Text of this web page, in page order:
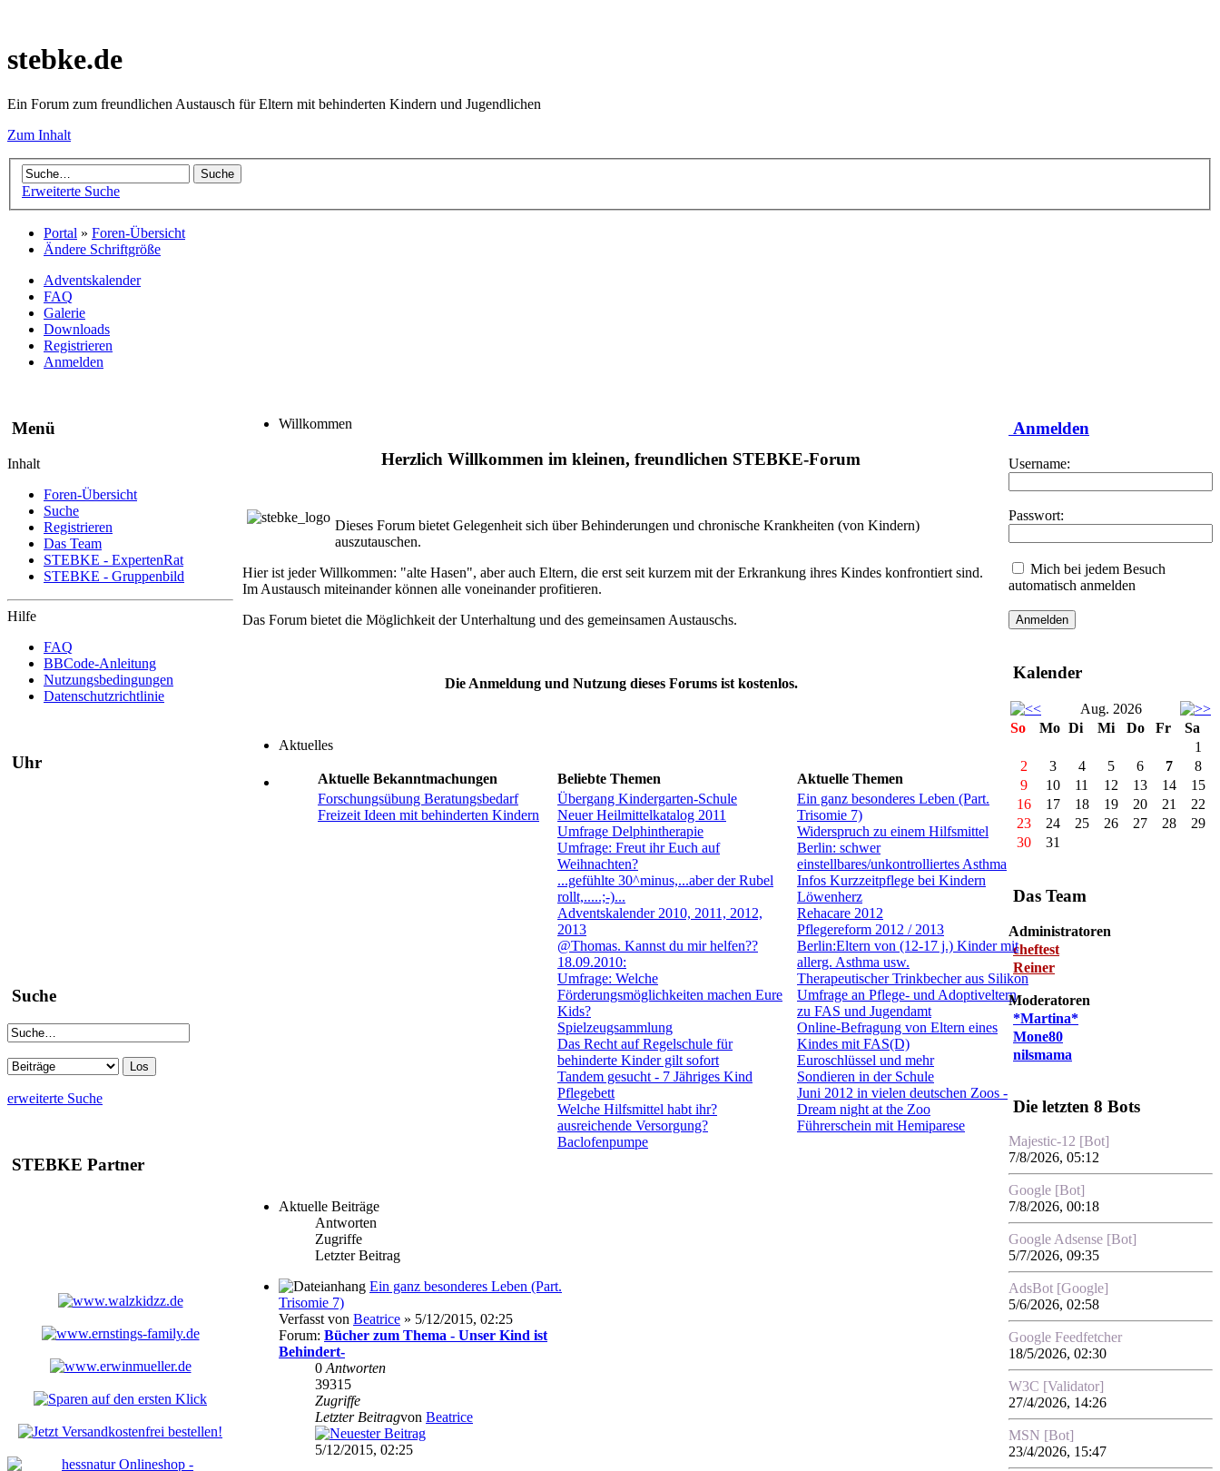
stebke.de
Ein Forum zum freundlichen Austausch für Eltern mit behinderten Kindern und Jugendlichen
Zum Inhalt
Erweiterte Suche
Portal » Foren-Übersicht
Ändere Schriftgröße
Adventskalender
FAQ
Galerie
Downloads
Registrieren
Anmelden
Menü
Inhalt
Foren-Übersicht
Suche
Registrieren
Das Team
STEBKE - ExpertenRat
STEBKE - Gruppenbild
Hilfe
FAQ
BBCode-Anleitung
Nutzungsbedingungen
Datenschutzrichtlinie
Uhr
Suche
erweiterte Suche
STEBKE Partner
Willkommen
Herzlich Willkommen im kleinen, freundlichen STEBKE-Forum
Dieses Forum bietet Gelegenheit sich über Behinderungen und chronische Krankheiten (von Kindern)
auszutauschen.
Hier ist jeder Willkommen: "alte Hasen", aber auch Eltern, die erst seit kurzem mit der Erkrankung ihres Kindes konfrontiert sind.
Im Austausch miteinander können alle voneinander profitieren.
Das Forum bietet die Möglichkeit der Unterhaltung und des gemeinsamen Austauschs.
Die Anmeldung und Nutzung dieses Forums ist kostenlos.
Aktuelles
Aktuelle Bekanntmachungen Beliebte Themen
Aktuelle Themen
Forschungsübung Beratungsbedarf
Freizeit Ideen mit behinderten Kindern
Übergang Kindergarten-Schule
Neuer Heilmittelkatalog 2011
Umfrage Delphintherapie
Umfrage: Freut ihr Euch auf
Weihnachten?
...gefühlte 30^minus,...aber der Rubel
rollt,.....;-)...
Adventskalender 2010, 2011, 2012,
2013
@Thomas. Kannst du mir helfen??
18.09.2010:
Umfrage: Welche
Förderungsmöglichkeiten machen Eure
Kids?
Spielzeugsammlung
Das Recht auf Regelschule für
behinderte Kinder gilt sofort
Tandem gesucht - 7 Jähriges Kind
Pflegebett
Welche Hilfsmittel habt ihr?
ausreichende Versorgung?
Baclofenpumpe
Ein ganz besonderes Leben (Part.
Trisomie 7)
Widerspruch zu einem Hilfsmittel
Berlin: schwer
einstellbares/unkontrolliertes Asthma
Infos Kurzzeitpflege bei Kindern
Löwenherz
Rehacare 2012
Pflegereform 2012 / 2013
Berlin:Eltern von (12-17 j.) Kinder mit
allerg. Asthma usw.
Therapeutischer Trinkbecher aus Silikon
Umfrage an Pflege- und Adoptiveltern
zu FAS und Jugendamt
Online-Befragung von Eltern eines
Kindes mit FAS(D)
Euroschlüssel und mehr
Sondieren in der Schule
Juni 2012 in vielen deutschen Zoos -
Dream night at the Zoo
Führerschein mit Hemiparese
Aktuelle Beiträge
Antworten
Zugriffe
Letzter Beitrag
Ein ganz besonderes Leben (Part.
Trisomie 7)
Verfasst von Beatrice » 5/12/2015, 02:25
Forum: Bücher zum Thema - Unser Kind ist
Behindert-
0 Antworten
39315
Zugriffe
Letzter Beitragvon Beatrice
5/12/2015, 02:25
Anmelden
Username:
Passwort:
Mich bei jedem Besuch
automatisch anmelden
Kalender
Aug. 2026
So
Mo Di Mi Do Fr
Sa
1
2
3 4 5 6 7
8
9
10 11 12 13 14
15
16
17 18 19 20 21
22
23
24 25 26 27 28
29
30
31
Das Team
Administratoren
cheftest
Reiner
Moderatoren
*Martina*
Mone80
nilsmama
Die letzten 8 Bots
Majestic-12 [Bot]
7/8/2026, 05:12
Google [Bot]
7/8/2026, 00:18
Google Adsense [Bot]
5/7/2026, 09:35
AdsBot [Google]
5/6/2026, 02:58
Google Feedfetcher
18/5/2026, 02:30
W3C [Validator]
27/4/2026, 14:26
MSN [Bot]
23/4/2026, 15:47